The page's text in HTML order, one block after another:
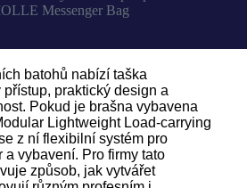
Messenger Bag
batohů nabízí taška
praktický design a
Pokud je brašna vybavena
Lightweight Load-carrying
z ní flexibilní systém pro
a vybavení. Pro firmy tato
způsob, jak vytvářet